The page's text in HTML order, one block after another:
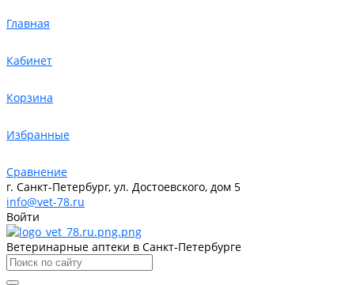
Главная
Кабинет
Корзина
Избранные
Сравнение
г. Санкт-Петербург, ул. Достоевского, дом 5
info@vet-78.ru
Войти
Ветеринарные аптеки в Санкт-Петербурге